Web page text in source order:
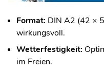
Format: DIN A2 (42 ×
wirkungsvoll.
Wetterfestigkeit:
im Freien.